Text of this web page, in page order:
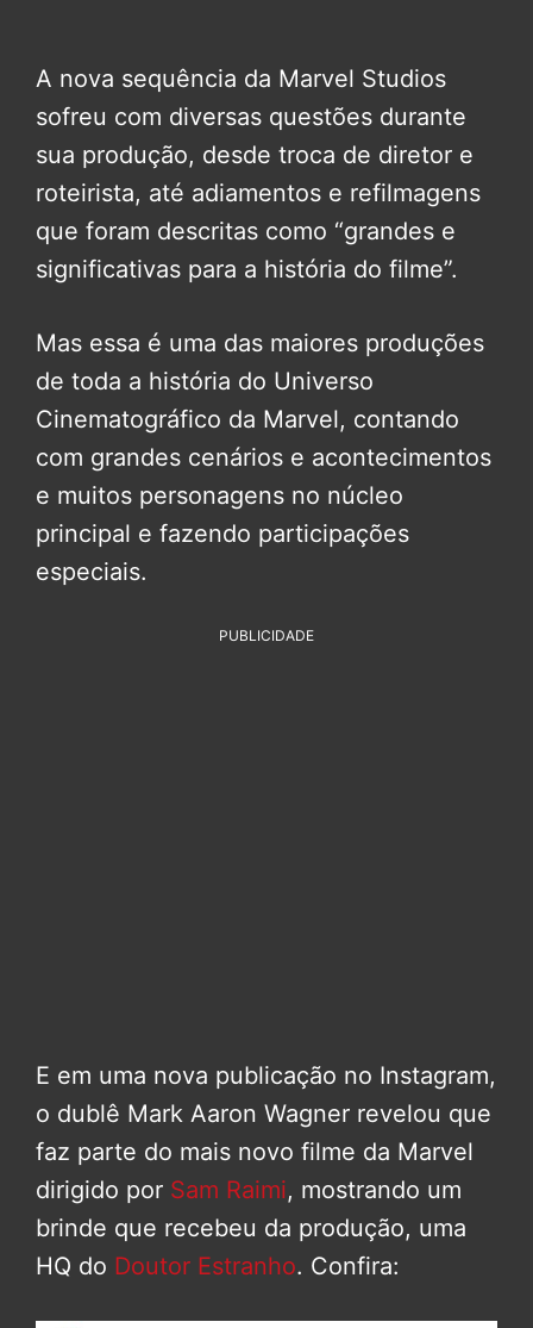
A nova sequência da Marvel Studios
sofreu com diversas questões durante
sua produção, desde troca de diretor e
roteirista, até adiamentos e refilmagens
que foram descritas como “grandes e
significativas para a história do filme”.
Mas essa é uma das maiores produções
de toda a história do Universo
Cinematográfico da Marvel, contando
com grandes cenários e acontecimentos
e muitos personagens no núcleo
principal e fazendo participações
especiais.
PUBLICIDADE
E em uma nova publicação no Instagram,
o dublê Mark Aaron Wagner revelou que
faz parte do mais novo filme da Marvel
dirigido por Sam Raimi, mostrando um
brinde que recebeu da produção, uma
HQ do Doutor Estranho. Confira: